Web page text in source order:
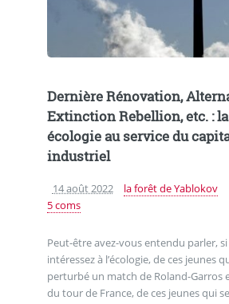
Dernière Rénovation,
Extinction Rebellion, etc. :
écologie au service du
industriel
14 août 2022
la forêt de Yablokov
5 coms
Peut-être avez-vous entendu parler,
intéressez à l’écologie, de ces jeunes
perturbé un match de Roland-Garros
du tour de France, de ces jeunes qui